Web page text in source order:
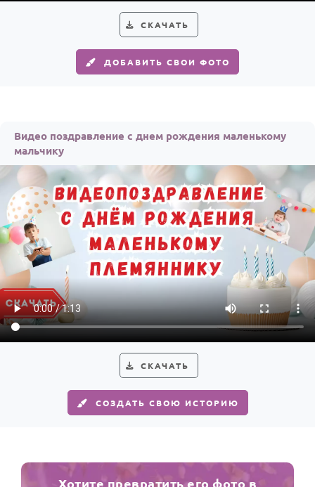
СКАЧАТЬ
ДОБАВИТЬ СВОИ ФОТО
Видео поздравление с днем рождения маленькому
мальчику
СКАЧАТЬ
СОЗДАТЬ СВОЮ ИСТОРИЮ
Хотите превратить его фото в